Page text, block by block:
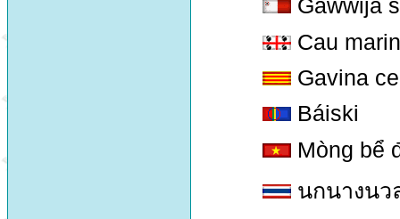
Gawwija
Cau
Gavina
Báiski
Mòng bể
นกนางนว